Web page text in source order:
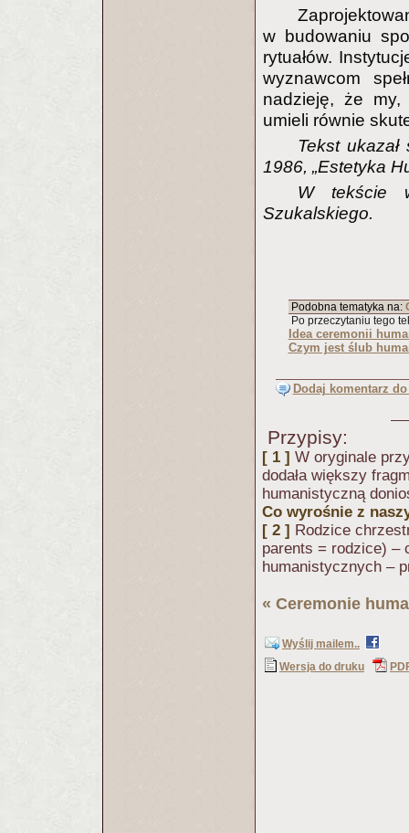
w budowaniu
rytuałów.
wyznawcom
nadzieję, że my,
umieli równie
Tekst
1986, „Estetyka
W tekście
Szukalskiego.
Podobna tematyka na:
Po przeczytaniu tego
Idea ceremonii
Czym jest ślub
Dodaj komentarz
Przypisy:
[ 1 ] W oryginale
dodała większy
humanistyczną
Co wyrośnie z
[ 2 ] Rodzice
parents = rodzice) –
humanistycznych –
« Ceremonie
Wyślij mailem..
Wersja do druku